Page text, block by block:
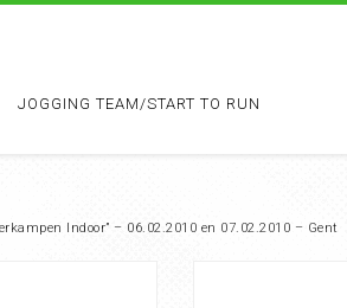
JOGGING TEAM/START TO RUN
Indoor” – 06.02.2010 en 07.02.2010 – Gent